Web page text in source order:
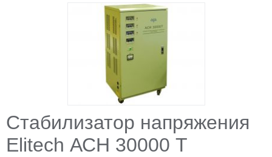
Стабилизатор напряжения
Elitech АСН 30000 Т